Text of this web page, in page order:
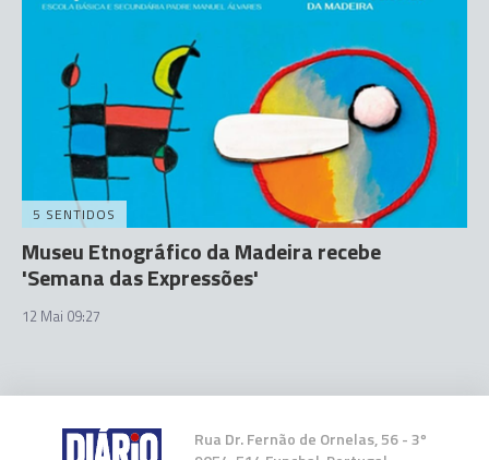
5 SENTIDOS
Museu Etnográfico da Madeira recebe
'Semana das Expressões'
12 Mai 09:27
Rua Dr. Fernão de Ornelas, 56 - 3º